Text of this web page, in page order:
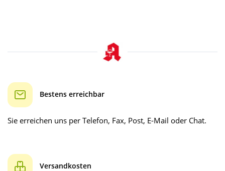
Bestens erreichbar
Sie erreichen uns per Telefon, Fax, Post, E-Mail oder Chat.
Versandkosten